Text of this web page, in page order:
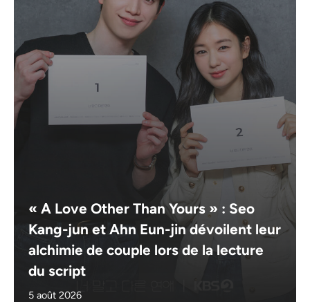
« A Love Other Than Yours » : Seo
Kang-jun et Ahn Eun-jin dévoilent leur
alchimie de couple lors de la lecture
du script
5 août 2026